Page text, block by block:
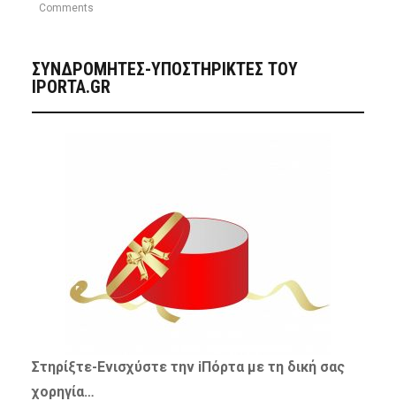
Comments
ΣΥΝΔΡΟΜΗΤΈΣ-ΥΠΟΣΤΗΡΙΚΤΈΣ ΤΟΥ
IPORTA.GR
Στηρίξτε-Ενισχύστετην iΠόρτα με τη δική σας
χορηγία…